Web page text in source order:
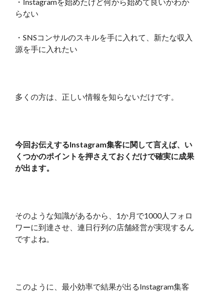
・Instagramを始めたけど何から始めて良いかわか
らない
・SNSコンサルのスキルを手に入れて、新たな収入
源を手に入れたい
多くの方は、正しい情報を知らないだけです。
今回お伝えするInstagram集客に関して言えば、い
くつかのポイントを押さえておくだけで確実に成果
が出ます。
そのような知識があるから、1か月で1000人フォロ
ワーに到達させ、連日行列の店舗経営が実現するん
ですよね。
このように、最小効率で結果が出るInstagram集客